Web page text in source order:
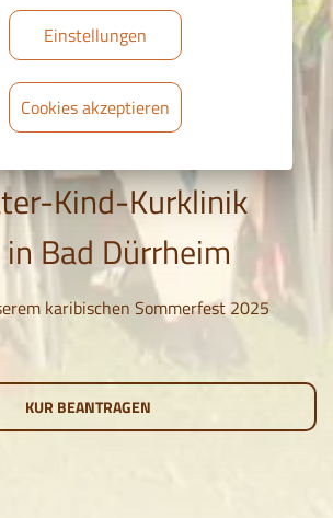
Kind-Kurklinik
Bad Dürrheim
karibischen Sommerfest 2025
KUR BEANTRAGEN
Einstellungen
Cookies akzeptieren